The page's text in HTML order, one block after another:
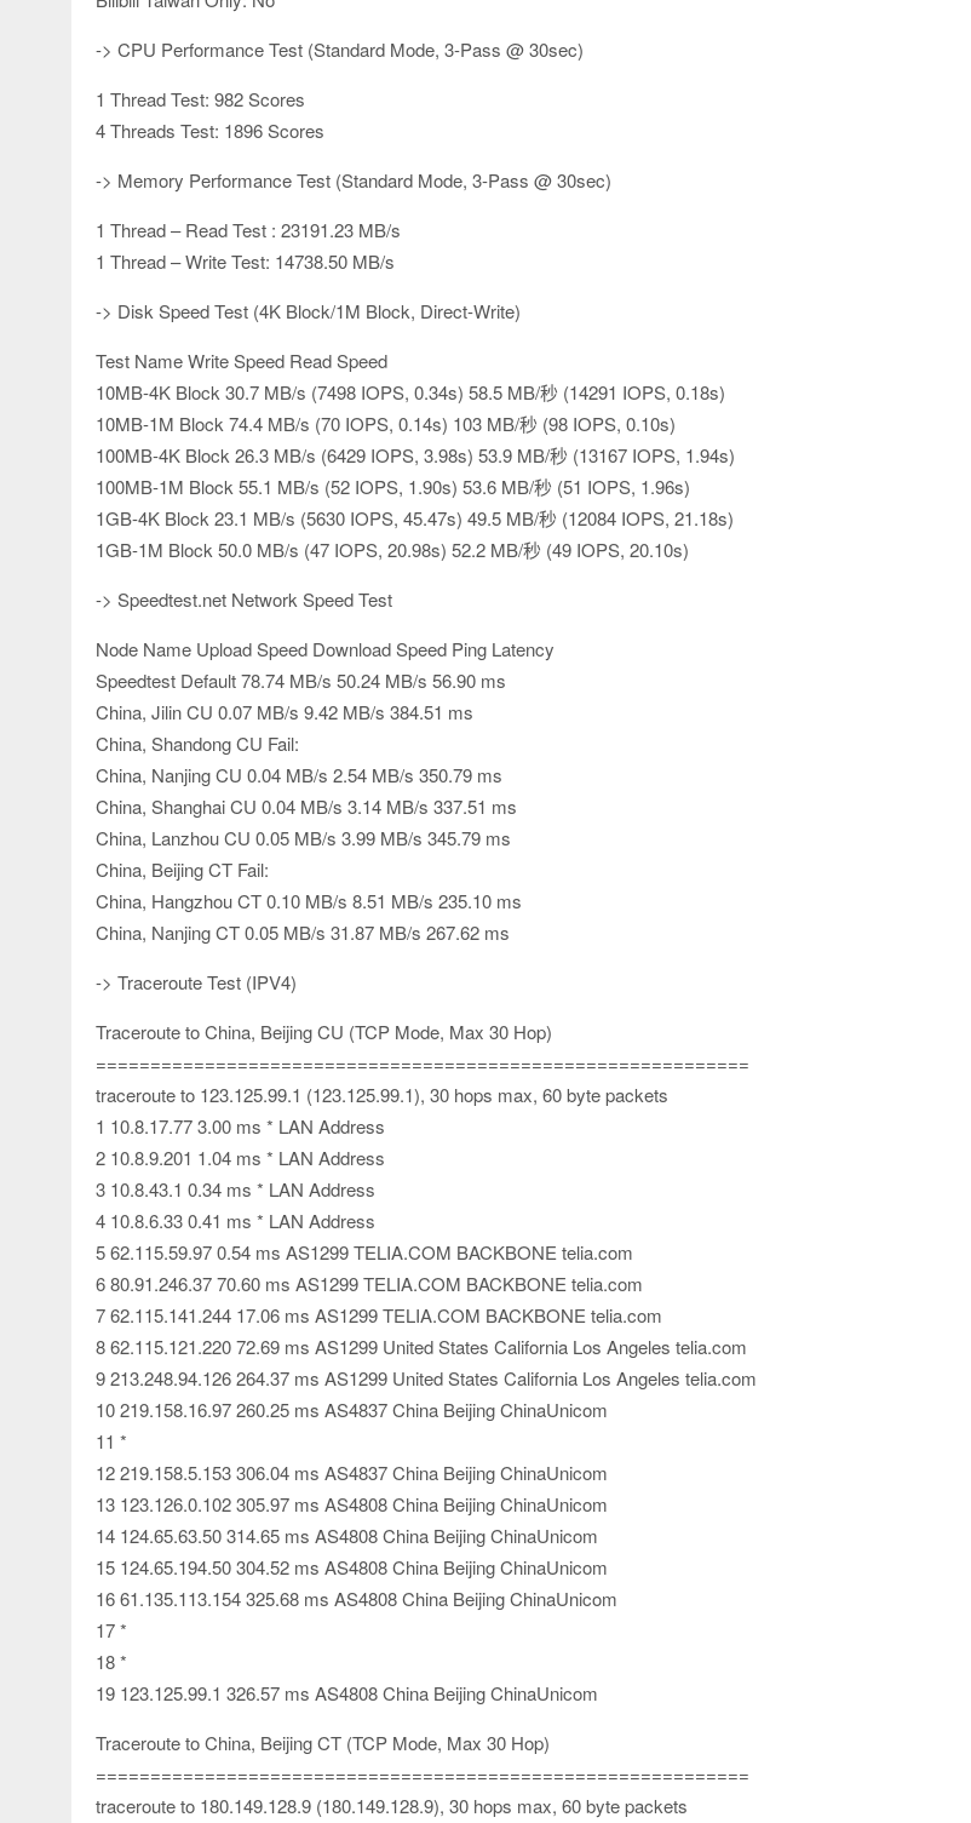
-> CPU Performance Test (Standard Mode, 3-Pass @ 30sec)
1 Thread Test: 982 Scores
4 Threads Test: 1896 Scores
-> Memory Performance Test (Standard Mode, 3-Pass @ 30sec)
1 Thread – Read Test : 23191.23 MB/s
1 Thread – Write Test: 14738.50 MB/s
-> Disk Speed Test (4K Block/1M Block, Direct-Write)
Test Name Write Speed Read Speed
10MB-4K Block 30.7 MB/s (7498 IOPS, 0.34s) 58.5 MB/秒 (14291 IOPS, 0.18s)
10MB-1M Block 74.4 MB/s (70 IOPS, 0.14s) 103 MB/秒 (98 IOPS, 0.10s)
100MB-4K Block 26.3 MB/s (6429 IOPS, 3.98s) 53.9 MB/秒 (13167 IOPS, 1.94s)
100MB-1M Block 55.1 MB/s (52 IOPS, 1.90s) 53.6 MB/秒 (51 IOPS, 1.96s)
1GB-4K Block 23.1 MB/s (5630 IOPS, 45.47s) 49.5 MB/秒 (12084 IOPS, 21.18s)
1GB-1M Block 50.0 MB/s (47 IOPS, 20.98s) 52.2 MB/秒 (49 IOPS, 20.10s)
-> Speedtest.net Network Speed Test
Node Name Upload Speed Download Speed Ping Latency
Speedtest Default 78.74 MB/s 50.24 MB/s 56.90 ms
China, Jilin CU 0.07 MB/s 9.42 MB/s 384.51 ms
China, Shandong CU Fail:
China, Nanjing CU 0.04 MB/s 2.54 MB/s 350.79 ms
China, Shanghai CU 0.04 MB/s 3.14 MB/s 337.51 ms
China, Lanzhou CU 0.05 MB/s 3.99 MB/s 345.79 ms
China, Beijing CT Fail:
China, Hangzhou CT 0.10 MB/s 8.51 MB/s 235.10 ms
China, Nanjing CT 0.05 MB/s 31.87 MB/s 267.62 ms
-> Traceroute Test (IPV4)
Traceroute to China, Beijing CU (TCP Mode, Max 30 Hop)
============================================================
traceroute to 123.125.99.1 (123.125.99.1), 30 hops max, 60 byte packets
1 10.8.17.77 3.00 ms * LAN Address
2 10.8.9.201 1.04 ms * LAN Address
3 10.8.43.1 0.34 ms * LAN Address
4 10.8.6.33 0.41 ms * LAN Address
5 62.115.59.97 0.54 ms AS1299 TELIA.COM BACKBONE telia.com
6 80.91.246.37 70.60 ms AS1299 TELIA.COM BACKBONE telia.com
7 62.115.141.244 17.06 ms AS1299 TELIA.COM BACKBONE telia.com
8 62.115.121.220 72.69 ms AS1299 United States California Los Angeles telia.com
9 213.248.94.126 264.37 ms AS1299 United States California Los Angeles telia.com
10 219.158.16.97 260.25 ms AS4837 China Beijing ChinaUnicom
11 *
12 219.158.5.153 306.04 ms AS4837 China Beijing ChinaUnicom
13 123.126.0.102 305.97 ms AS4808 China Beijing ChinaUnicom
14 124.65.63.50 314.65 ms AS4808 China Beijing ChinaUnicom
15 124.65.194.50 304.52 ms AS4808 China Beijing ChinaUnicom
16 61.135.113.154 325.68 ms AS4808 China Beijing ChinaUnicom
17 *
18 *
19 123.125.99.1 326.57 ms AS4808 China Beijing ChinaUnicom
Traceroute to China, Beijing CT (TCP Mode, Max 30 Hop)
============================================================
traceroute to 180.149.128.9 (180.149.128.9), 30 hops max, 60 byte packets